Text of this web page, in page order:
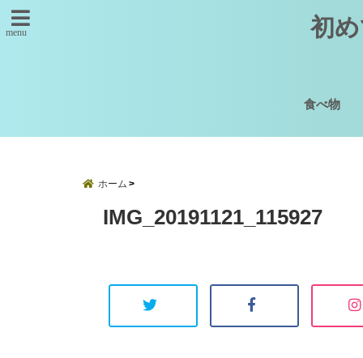
menu 初
食べ物
ホーム
IMG_20191121_115927